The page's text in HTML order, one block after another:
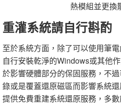
熱模組並更換
重灌系統請自行斟酌
至於系統方面，除了可以使用筆
自行安裝乾淨的Windows或其他
於影響硬體部分的保固服務，不
錄或是覆蓋還原磁區而影響系統
提供免費重建系統還原服務，多